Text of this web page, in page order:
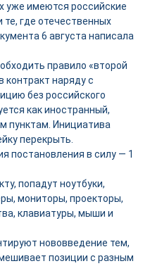
уже имеются российские
те, где отечественных
6 августа написала
правило «второй
контракт наряду с
без российского
как иностранный,
пунктам. Инициатива
перекрыть.
постановления в силу — 1
попадут ноутбуки,
мониторы, проекторы,
клавиатуры, мыши и
нововведение тем,
позиции с разным